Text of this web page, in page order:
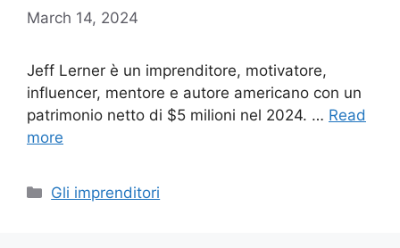
March 14, 2024
Jeff Lerner è un imprenditore, motivatore,
influencer, mentore e autore americano con un
patrimonio netto di $5 milioni nel 2024. … Read
more
Categories
Gli imprenditori